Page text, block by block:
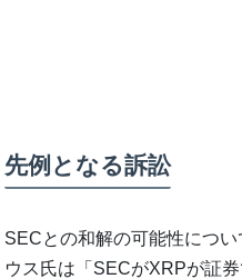
先例となる訴訟
SECとの和解の可能性につ
ウス氏は「SECがXRPが証